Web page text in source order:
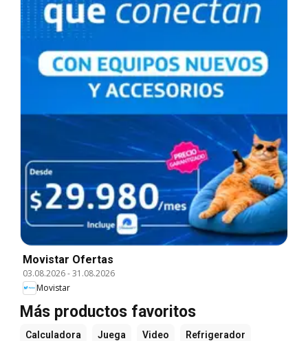
Movistar Ofertas
03.08.2026-31.08.2026
Movistar
Más productos favoritos
Calculadora Juega Video Refrigerador